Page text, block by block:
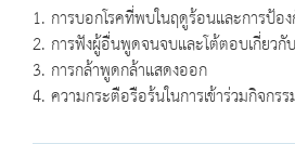
1. การบอกโรคที่พบในฤดูร้อนและการป้อ
2. การฟังผู้อื่นพูดจนจบและโต้ตอบเกี่ยวกั
3. การกล้าพูดกล้าแสดงออก
4. ความกระตือรือร้นในการเข้าร่วมกิจกร